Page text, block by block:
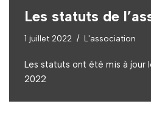
Les statuts de
1 juillet 2022 L'association
Les statuts ont été mis à jour
2022